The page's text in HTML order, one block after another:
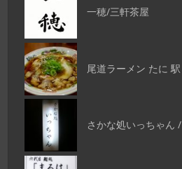
一穂/三軒茶屋
尾道ラーメン たに
さかな処いっちゃん